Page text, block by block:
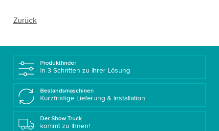
Zurück
Produktfinder
In 3 Schritten zu Ihrer Lösung
Bestandsmaschinen
Kurzfristige Lieferung & Installation
Der Show Truck
kommt zu Ihnen!